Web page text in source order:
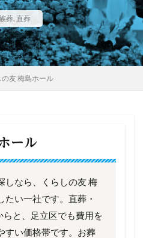
葬, 直葬
の友 梅島ホール
ール
しなら、くらしの友 梅
い一社です。直葬・
と、足立区でも費用を
すい価格帯です。お葬